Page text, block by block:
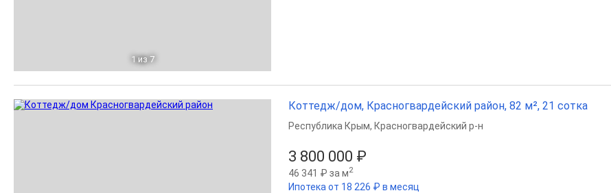
1 из 7
Коттедж/дом, Красногвардейский район, 82 м², 21 сотка
3 800 000 ₽
46 341 ₽ за м2
Ипотека от 18 226 ₽ в месяц
Республика Крым, Красногвардейский р-н